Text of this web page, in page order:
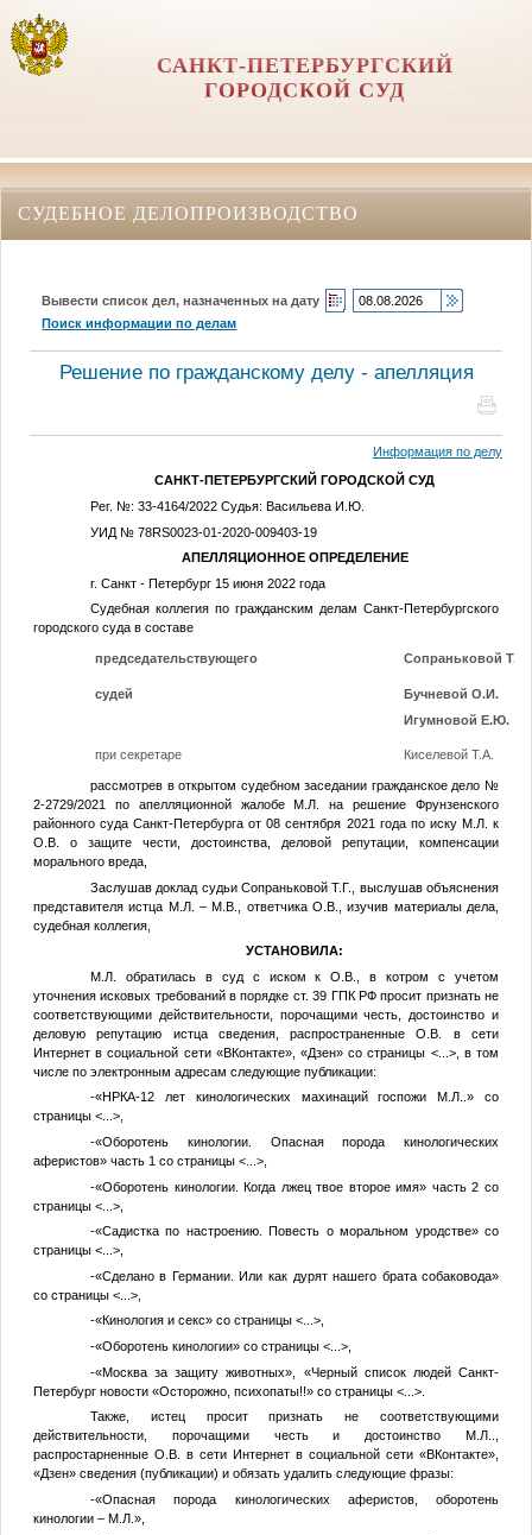
САНКТ-ПЕТЕРБУРГСКИЙ
ГОРОДСКОЙ СУД
СУДЕБНОЕ ДЕЛОПРОИЗВОДСТВО
Вывести список дел, назначенных на дату
Поиск информации по делам
Решение по гражданскому делу - апелляция
Информация по делу
САНКТ-ПЕТЕРБУРГСКИЙ ГОРОДСКОЙ СУД
Рег. №: 33-4164/2022 Судья: Васильева И.Ю.
УИД № 78RS0023-01-2020-009403-19
АПЕЛЛЯЦИОННОЕ ОПРЕДЕЛЕНИЕ
г. Санкт - Петербург 15 июня 2022 года
Судебная коллегия по гражданским делам Санкт-Петербургского
городского суда в составе
председательствующего Сопраньковой Т.Г.
судей
Бучневой О.И.
Игумновой Е.Ю.
при секретаре Киселевой Т.А.
рассмотрев в открытом судебном заседании гражданское дело №
2-2729/2021 по апелляционной жалобеМ.Л.
на решение Фрунзенского
районного суда Санкт-Петербурга от 08 сентября 2021 года по иску М.Л. к
О.В.
о защите чести, достоинства, деловой репутации, компенсации
морального вреда,
Заслушав доклад судьи Сопраньковой Т.Г., выслушав объяснения
представителя истца М.Л. –М.В. , ответчикаО.В.
, изучив материалы дела,
судебная коллегия,
УСТАНОВИЛА:
М.Л.
обратилась в суд с иском кО.В.
, в котром с учетом
уточнения исковых требований в порядке ст. 39 ГПК РФ просит признать не
соответствующими действительности, порочащими честь, достоинство и
деловую репутацию истца сведения, распространенныеО.В.
в сети
Интернет в социальной сети «ВКонтакте», «Дзен» со страницы <...>, в том
числе по электронным адресам следующие публикации:
-«НРКА-12 лет кинологических махинаций госпожи М.Л. .» со
страницы <...>,
-«Оборотень кинологии. Опасная порода кинологических
аферистов» часть 1 со страницы <...>,
-«Оборотень кинологии. Когда лжец твое второе имя» часть 2 со
страницы <...>,
-«Садистка по настроению. Повесть о моральном уродстве» со
страницы <...>,
-«Сделано в Германии. Или как дурят нашего брата собаковода»
со страницы <...>,
-«Кинология и секс» со страницы <...>,
-«Оборотень кинологии» со страницы <...>,
-«Москва за защиту животных», «Черный список людей Санкт-
Петербург новости «Осторожно, психопаты!!» со страницы <...>.
Также, истец просит признать не соответствующими
действительности, порочащими честь и достоинствоМ.Л.
распростарненные О.В.
в сети Интернет в социальной сети «ВКонтакте»,
«Дзен» сведения (публикации) и обязать удалить следующие фразы:
-«Опасная порода кинологических аферистов, оборотень
кинологии – М.Л. »,